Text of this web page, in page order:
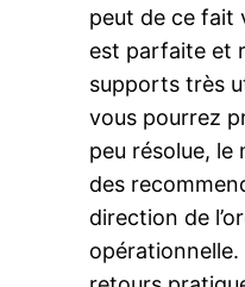
peut de ce fait
est parfaite et
supports très
vous pourrez
peu résolue, le
des
direction de